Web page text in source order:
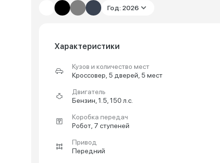
Год: 2026
Характеристики
Кузов и количество мест
Кроссовер, 5 дверей, 5 мест
Двигатель
Бензин, 1.5, 150 л.с.
Коробка передач
Робот, 7 ступеней
Привод
Передний